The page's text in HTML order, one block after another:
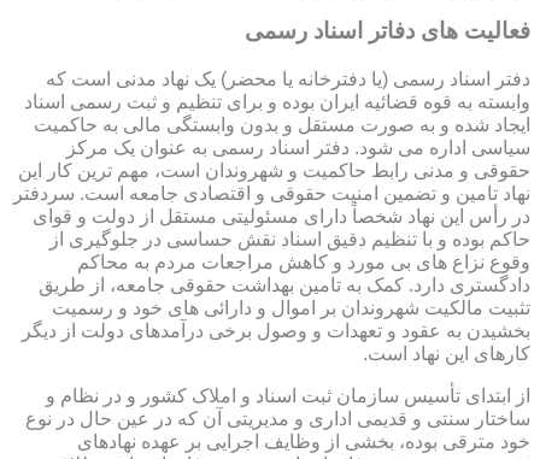
فعالیت های دفاتر اسناد رسمی
دفتر اسناد رسمی (یا دفترخانه یا محضر) یک نهاد مدنی است که
وابسته به قوه قضائیه ایران بوده و برای تنظیم و ثبت رسمی اسناد
ایجاد شده و به صورت مستقل و بدون وابستگی مالی به حاکمیت
سیاسی اداره می شود. دفتر اسناد رسمی به عنوان یک مرکز
حقوقی و مدنی رابط حاکمیت و شهروندان است، مهم ترین کار این
نهاد تامین و تضمین امنیت حقوقی و اقتصادی جامعه است. سردفتر
در رأس این نهاد شخصاً دارای مسئولیتی مستقل از دولت و قوای
حاکم بوده و با تنظیم دقیق اسناد نقش حساسی در جلوگیری از
وقوع نزاع های بی مورد و کاهش مراجعات مردم به محاکم
دادگستری دارد. کمک به تامین بهداشت حقوقی جامعه، از طریق
تثبیت مالکیت شهروندان بر اموال و دارائی های خود و رسمیت
بخشیدن به عقود و تعهدات و وصول برخی درآمدهای دولت از دیگر
کارهای این نهاد است.
از ابتدای تأسیس سازمان ثبت اسناد و املاک کشور و در نظام و
ساختار سنتی و قدیمی اداری و مدیریتی آن که در عین حال در نوع
خود مترقی بوده، بخشی از وظایف اجرایی بر عهده نهادهای